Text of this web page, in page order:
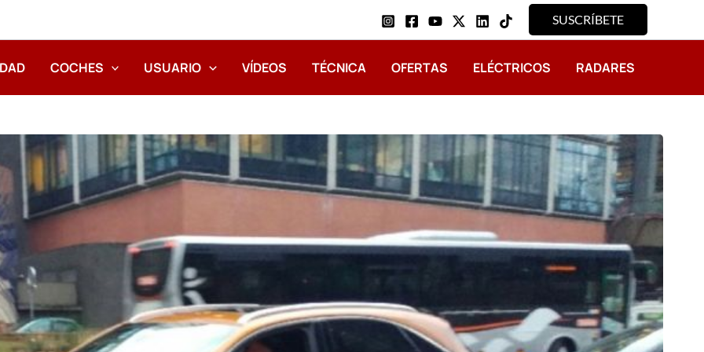
SUSCRÍBETE
COCHES USUARIO VÍDEOS TÉCNICA OFERTAS ELÉCTRICOS RADARES